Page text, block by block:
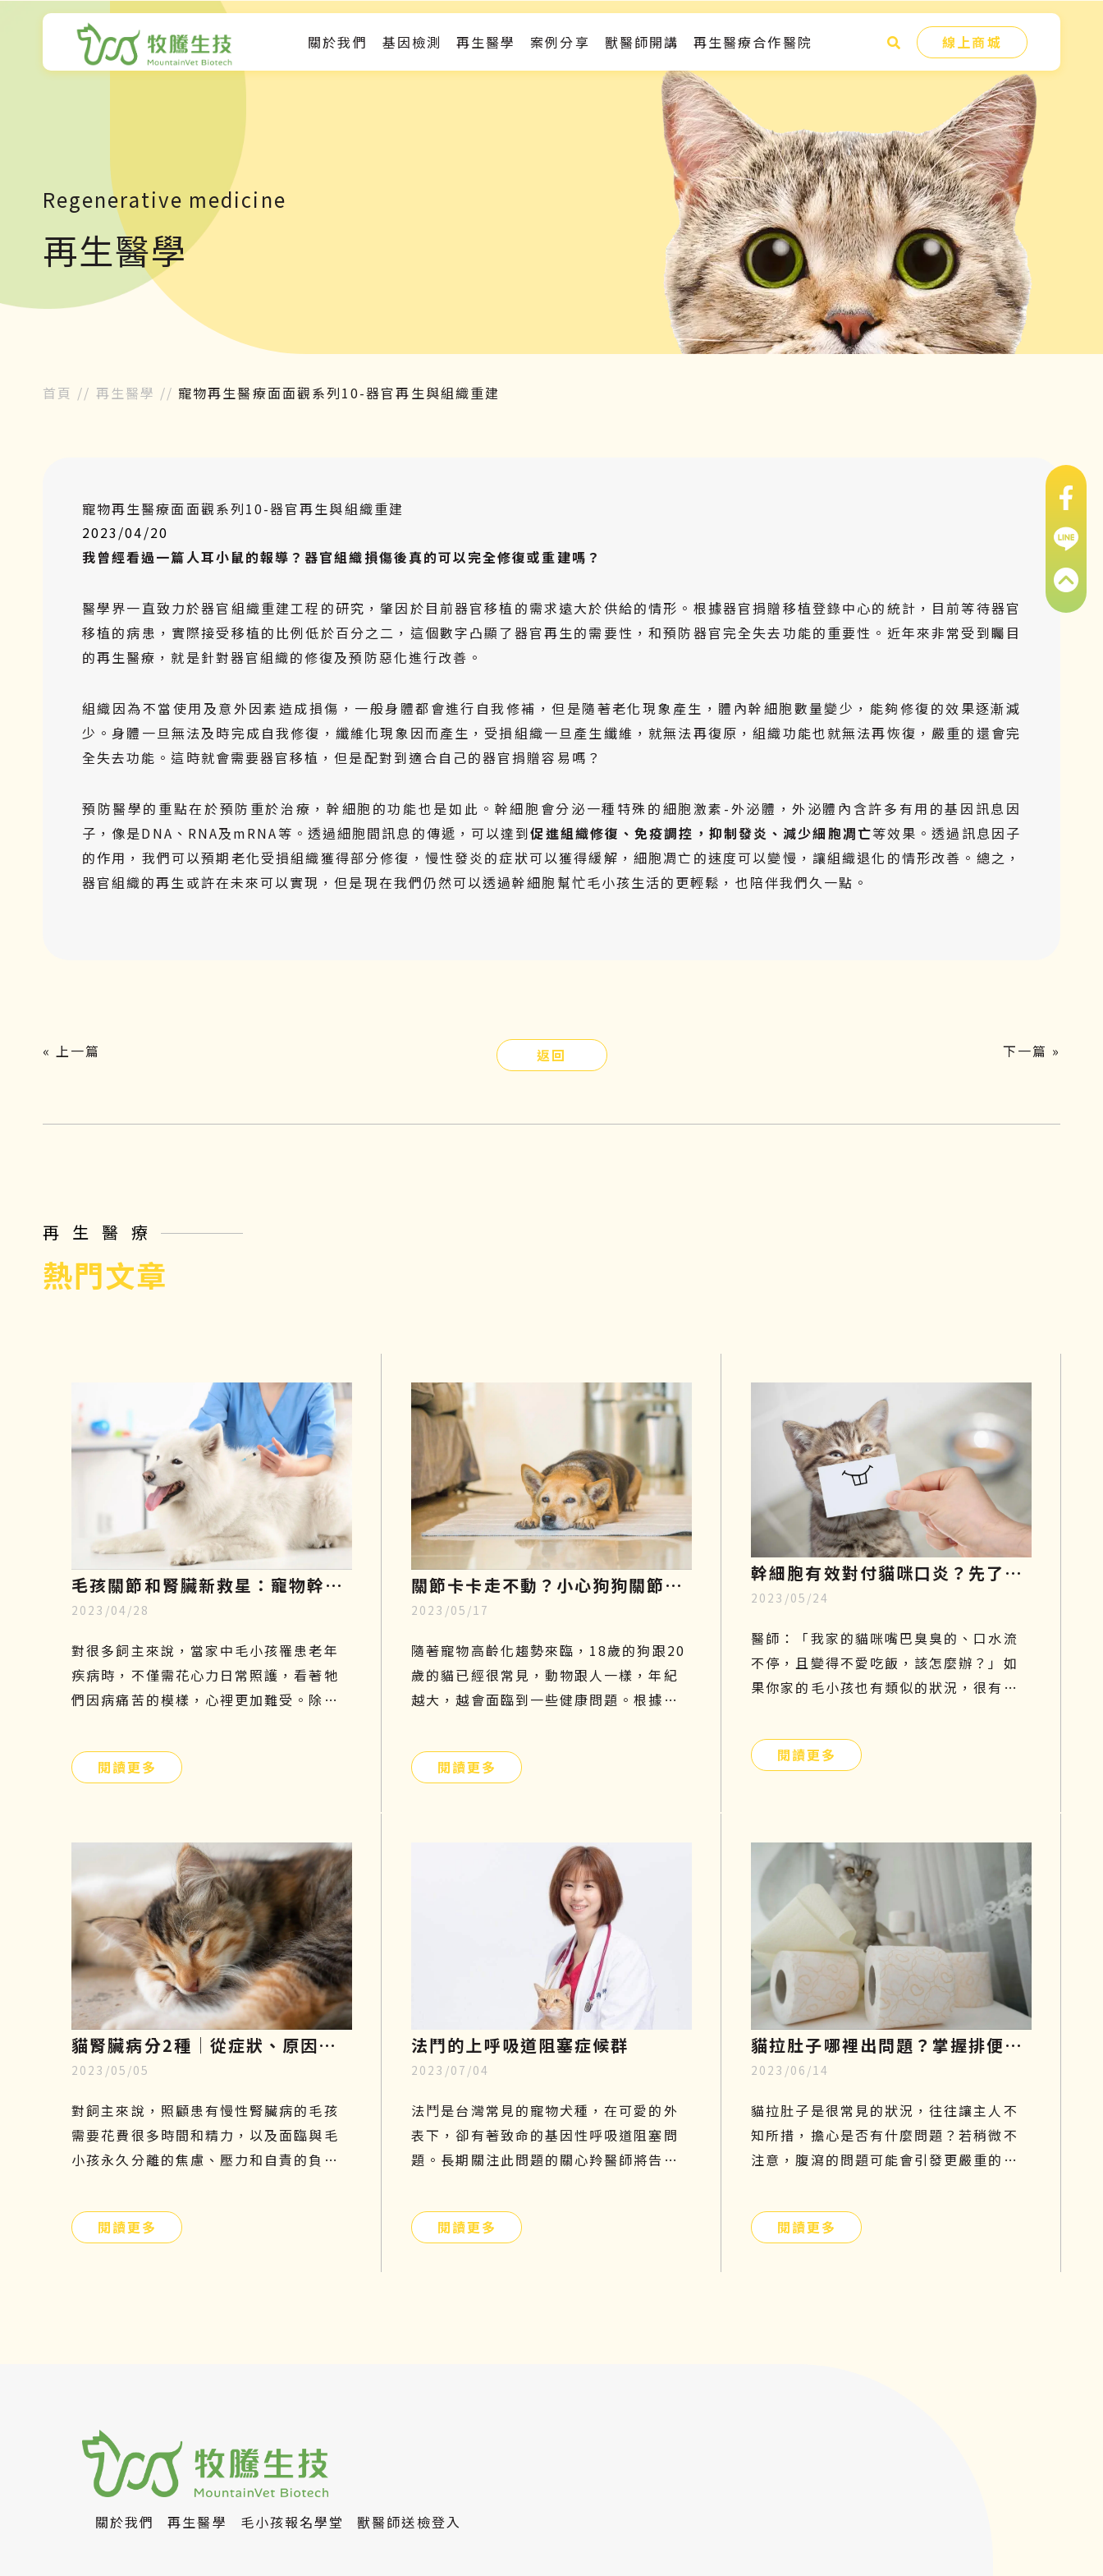
關於我們 基因檢測 再生醫學 案例分享 獸醫師開講 再生醫療合作醫院 線上商城
Regenerative medicine
再生醫學
首頁 // 再生醫學 // 寵物再生醫療面面觀系列10-器官再生與組織重建
寵物再生醫療面面觀系列10-器官再生與組織重建
2023/04/20
我曾經看過一篇人耳小鼠的報導？器官組織損傷後真的可以完全修復或重建嗎？
醫學界一直致力於器官組織重建工程的研究，肇因於目前器官移植的需求遠大於供給的情形。根據器官捐贈移植登錄中心的統計，目前等待器官
移植的病患，實際接受移植的比例低於百分之二，這個數字凸顯了器官再生的需要性，和預防器官完全失去功能的重要性。近年來非常受到矚目
的再生醫療，就是針對器官組織的修復及預防惡化進行改善。
組織因為不當使用及意外因素造成損傷，一般身體都會進行自我修補，但是隨著老化現象產生，體內幹細胞數量變少，能夠修復的效果逐漸減
少。身體一旦無法及時完成自我修復，纖維化現象因而產生，受損組織一旦產生纖維，就無法再復原，組織功能也就無法再恢復，嚴重的還會完
全失去功能。這時就會需要器官移植，但是配對到適合自己的器官捐贈容易嗎？
預防醫學的重點在於預防重於治療，幹細胞的功能也是如此。幹細胞會分泌一種特殊的細胞激素-外泌體，外泌體內含許多有用的基因訊息因
子，像是DNA、RNA及mRNA等。透過細胞間訊息的傳遞，可以達到促進組織修復、免疫調控，抑制發炎、減少細胞凋亡等效果。透過訊息因子
的作用，我們可以預期老化受損組織獲得部分修復，慢性發炎的症狀可以獲得緩解，細胞凋亡的速度可以變慢，讓組織退化的情形改善。總之，
器官組織的再生或許在未來可以實現，但是現在我們仍然可以透過幹細胞幫忙毛小孩生活的更輕鬆，也陪伴我們久一點。
« 上一篇 返回 下一篇 »
再生醫療
熱門文章
毛孩關節和腎臟新救星：寵物幹細
胞療法，只需5分鐘認識寵物再生
醫學
2023/04/28
對很多飼主來說，當家中毛小孩罹患老年
疾病時，不僅需花心力日常照護，看著牠
們因病痛苦的模樣，心裡更加難受。除了
有沒有其他簡單且安全的方式可以幫助牠
們呢？寵物幹細胞療法或許是另一個不錯
更加了解這項先進的治療方式，幫助毛小
孩減緩疼痛，保持良好的活動力及生活品
質。
閱讀更多
關節卡卡走不動？小心狗狗關節
炎，了解症狀、幹細胞再生療法至
飲食指南
2023/05/17
隨著寵物高齡化趨勢來臨，18歲的狗跟20
歲的貓已經很常見，動物跟人一樣，年紀
越大，越會面臨到一些健康問題。根據美
見的疾病，每年的發病率以超過35％速度
增長。尤其對於比較好動的狗狗而言，更
相對較嚴重。如果你家的汪星人行動力變
得緩慢、走路開始一跛一跛的，很有可能
是退化性關節炎造成的，因此在接下來的
文章中，將一一說明狗狗關節炎症狀有哪
些、吃什麼才好、治療方針與日常關節保
閱讀更多
幹細胞有效對付貓咪口炎？先了解
成因、症狀和照顧，再探索治療新
知
2023/05/24
醫師：「我家的貓咪嘴巴臭臭的、口水流
不停，且變得不愛吃飯，該怎麼辦？」如
果你家的毛小孩也有類似的狀況，很有可
響貓咪的食慾及健康，因此這個問題不能
太輕忽，需要及時預防和治療。本篇將帶
閱讀更多
貓腎臟病分2種│從症狀、原因、
飲食原則到幹細胞治療一一解析
2023/05/05
對飼主來說，照顧患有慢性腎臟病的毛孩
需要花費很多時間和精力，以及面臨與毛
小孩永久分離的焦慮、壓力和自責的負面
提前提前瞭解貓腎病症狀、原因、飲食及
如何幹細胞治療，守護毛小孩的健康。
閱讀更多
法鬥的上呼吸道阻塞症候群
2023/07/04
法鬥是台灣常見的寵物犬種，在可愛的外
表下，卻有著致命的基因性呼吸道阻塞問
題。長期關注此問題的關心羚醫師將告訴
閱讀更多
貓拉肚子哪裡出問題？掌握排便型
態、飲食與治療關鍵，重回健康活
力
2023/06/14
貓拉肚子是很常見的狀況，往往讓主人不
知所措，擔心是否有什麼問題？若稍微不
注意，腹瀉的問題可能會引發更嚴重的危
狀，找出正確的原因才能有效解決問題！
本篇文章將分享貓咪拉肚子的原因以及如
閱讀更多
關於我們 再生醫學 毛小孩報名學堂 獸醫師送檢登入